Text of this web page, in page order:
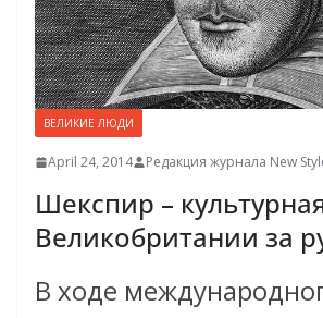
ВЕЛИКИЕ ЛЮДИ
April 24, 2014 Редакция журнала New
Шекспир –
Великобритании за
В ходе